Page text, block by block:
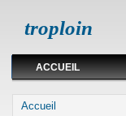
troploin
ACCUEIL
Vous êtes ici
Accueil